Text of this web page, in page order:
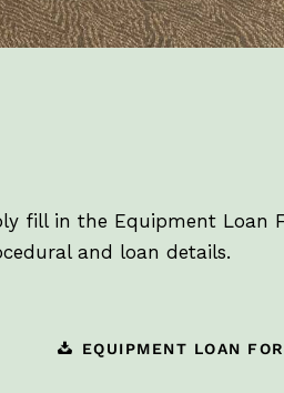
fill in the Equipment Loan
and loan details.
EQUIPMENT LOAN